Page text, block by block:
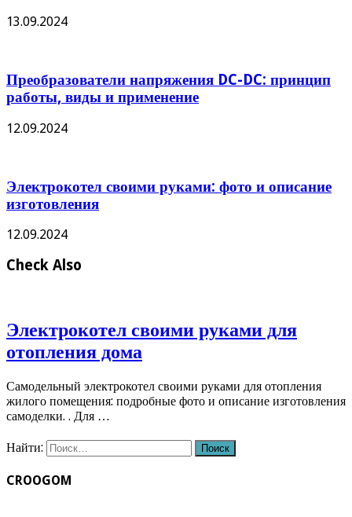
13.09.2024
Преобразователи напряжения DC-DC: принцип
работы, виды и применение
12.09.2024
Электрокотел своими руками: фото и описание
изготовления
12.09.2024
Check Also
Электрокотел своими руками для
отопления дома
Самодельный электрокотел своими руками для отопления
жилого помещения: подробные фото и описание изготовления
самоделки. . Для …
Найти:
CROOGOM